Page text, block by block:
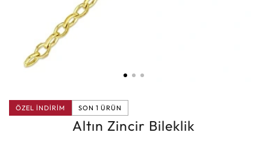
ÖZEL İNDİRİM SON 1 ÜRÜN
Altın Zincir Bileklik